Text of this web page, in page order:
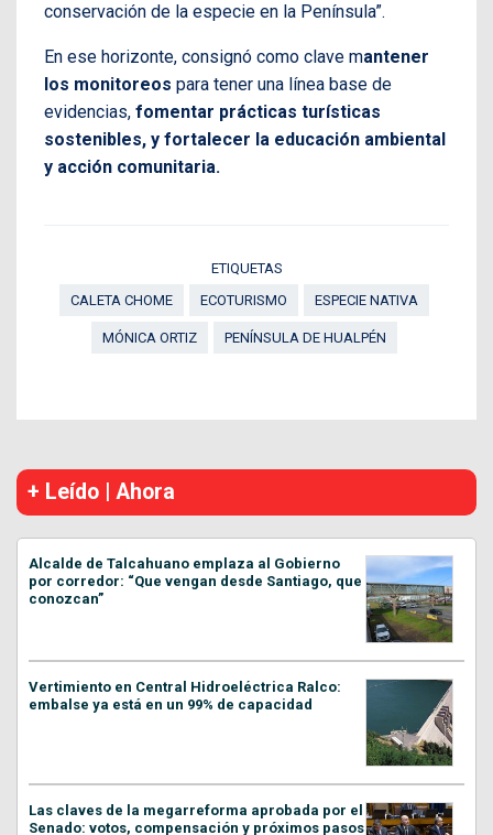
conservación de la especie en la Península”.
En ese horizonte, consignó como clave mantener
los monitoreos para tener una línea base de
evidencias, fomentar prácticas turísticas
sostenibles, y fortalecer la educación ambiental
y acción comunitaria.
ETIQUETAS
CALETA CHOME
ECOTURISMO ESPECIE NATIVA
MÓNICA ORTIZ PENÍNSULA DE HUALPÉN
+ Leído | Ahora
Alcalde de Talcahuano emplaza al Gobierno
por corredor: “Que vengan desde Santiago, que
conozcan”
Vertimiento en Central Hidroeléctrica Ralco:
embalse ya está en un 99% de capacidad
Las claves de la megarreforma aprobada por el
Senado: votos, compensación y próximos pasos